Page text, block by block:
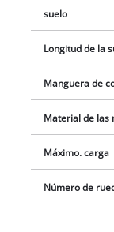
suelo
Longitud de la
Manguera de
Material de las
Máximo. carga
Número de